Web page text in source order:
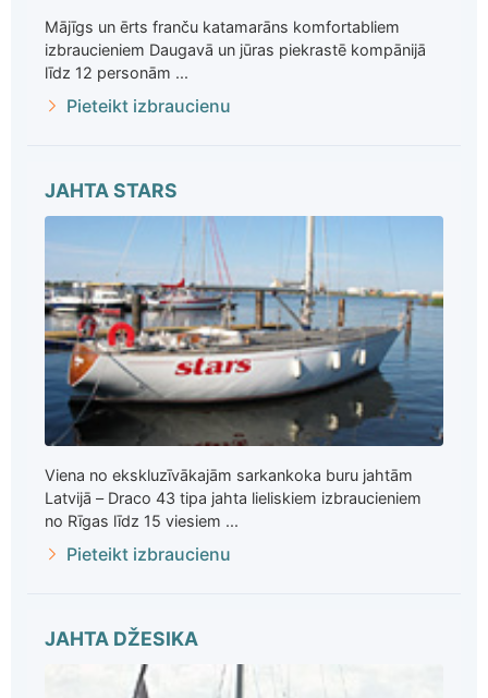
Mājīgs un ērts franču katamarāns komfortabliem
izbraucieniem Daugavā un jūras piekrastē kompānijā
līdz 12 personām ...
Pieteikt izbraucienu
JAHTA STARS
Viena no ekskluzīvākajām sarkankoka buru jahtām
Latvijā – Draco 43 tipa jahta lieliskiem izbraucieniem
no Rīgas līdz 15 viesiem ...
Pieteikt izbraucienu
JAHTA DŽESIKA